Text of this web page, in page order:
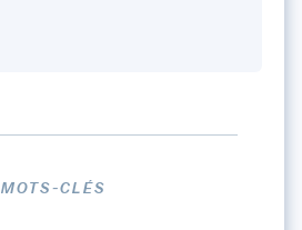
MOTS-CLÉS